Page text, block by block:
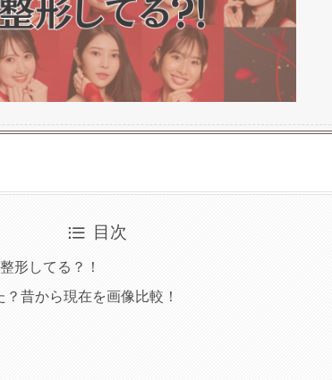
目次
形してる？！
昔から現在を画像比較！